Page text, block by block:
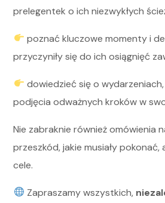
prelegentek o ich niezwykłych
poznać kluczowe momenty i
przyczyniły się do ich osiągnięć
dowiedzieć się o
podjęcia odważnych kroków w
Nie zabraknie również omówienia
przeszkód, jakie musiały
cele.
Zapraszamy wszystkich,